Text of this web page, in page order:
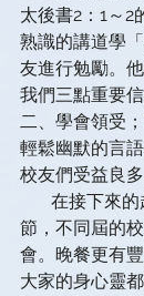
太後書2：1～2
熟識的講道學
友進行勉勵。
我們三點重要
二、學會領受
輕鬆幽默的言
校友們受益良多
節，不同屆的
會。晚餐更有
大家的身心靈都